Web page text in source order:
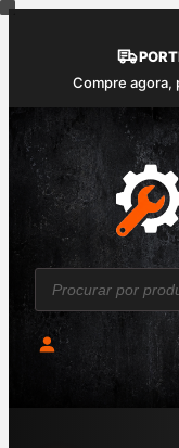
Saltar
conteúdo
Compre agora,
P
o
u